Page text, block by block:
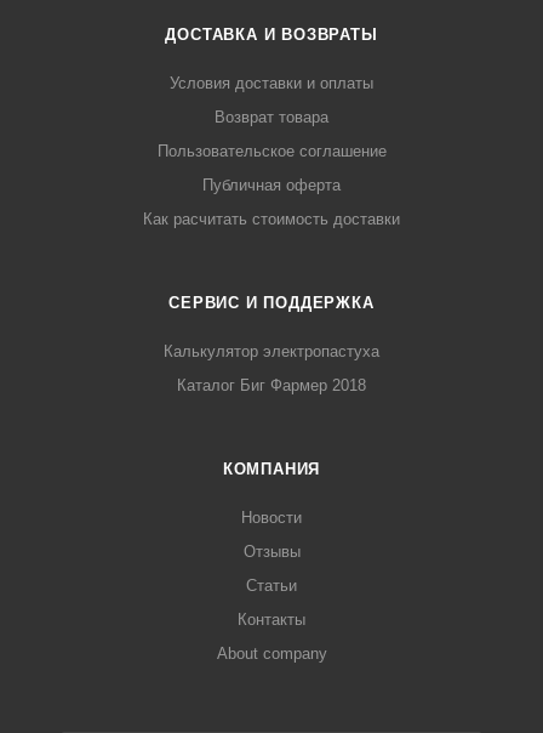
ДОСТАВКА И ВОЗВРАТЫ
Условия доставки и оплаты
Возврат товара
Пользовательское соглашение
Публичная оферта
Как расчитать стоимость доставки
СЕРВИС И ПОДДЕРЖКА
Калькулятор электропастуха
Каталог Биг Фармер 2018
КОМПАНИЯ
Новости
Отзывы
Статьи
Контакты
About company